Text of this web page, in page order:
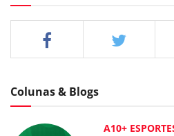
Colunas & Blogs
A10+